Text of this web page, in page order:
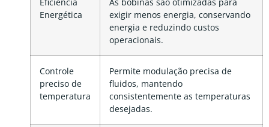
Energética
exigir menos energia, conservando
energia e reduzindo custos
operacionais.
Controle
preciso de
temperatura
Permite modulação precisa de
fluidos, mantendo
consistentemente as temperaturas
desejadas.